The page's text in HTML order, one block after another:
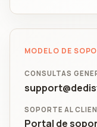
MODELO DE
CONSULTAS
SOPORTE AL
Portal de